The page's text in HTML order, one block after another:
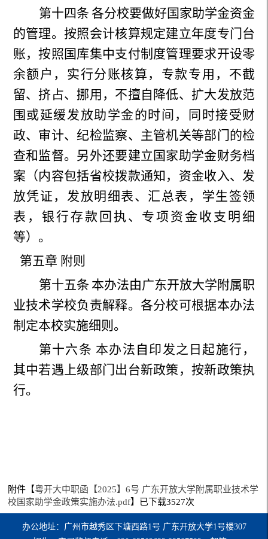
第十四条 各分校要做好国家助学金资金
的管理。按照会计核算规定建立年度专门台
账，按照国库集中支付制度管理要求开设零
余额户， 实行分账核算，专款专用，不截
留、挤占、挪用，不擅自降低、扩大发放范
围或延缓发放助学金的时间，同时接受财
政、审计、纪检监察、主管机关等部门的检
查和监督。 另外还要建立国家助学金财务档
案（内容包括省校拨款通知，资金收入、发
放凭证，发放明细表、汇总表，学生签领
表，银行存款回执、专项资金收支明细
等）。
第五章 附则
第十五条 本办法由广东开放大学附属职
业技术学校负责解释。各分校可根据本办法
制定本校实施细则。
第十六条 本办法自印发之日起施行，
其中若遇上级部门出台新政策 ， 按新政策执
行。
附件【粤开大中职函【2025】6号 广东开放大学附属职业技术学
校国家助学金政策实施办法.pdf】已下载3527次
办公地址：广州市越秀区下塘西路1号 广东开放大学1号楼307